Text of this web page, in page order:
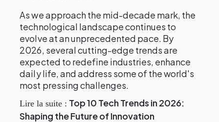
As we approach the mid-decade mark, the
technological landscape continues to
evolve at an unprecedented pace. By
2026, several cutting-edge trends are
expected to redefine industries, enhance
daily life, and address some of the world's
most pressing challenges.
Lire la suite : Top 10 Tech Trends in 2026:
Shaping the Future of Innovation